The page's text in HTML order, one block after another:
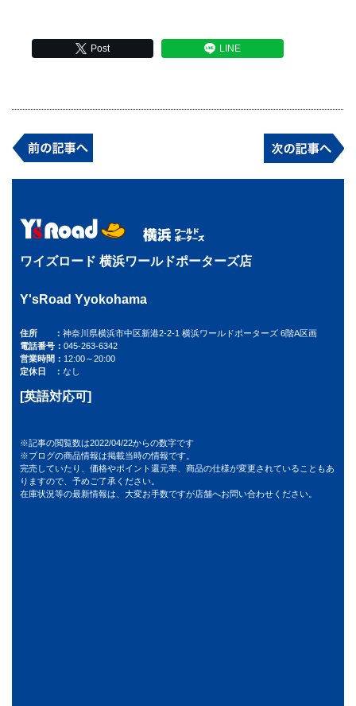
Post LINE
ワイズロード 横浜ワールドポーターズ店
Y'sRoad Yyokohama
住所
神奈川県横浜市中区新港2-2-1 横浜ワールドポーターズ 6階A区画
電話番号
045-263-6342
営業時間
12:00～20:00
定休日
なし
[英語対応可]
※記事の閲覧数は2022/04/22からの数字です
※ブログの商品情報は掲載当時の情報です。
完売していたり、価格やポイント還元率、商品の仕様が変更されていることもあ
りますので、予めご了承ください。
在庫状況等の最新情報は、大変お手数ですが店舗へお問い合わせください。